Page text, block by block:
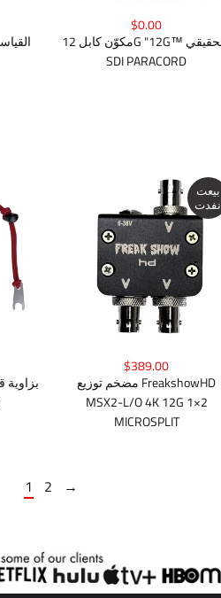
$0.00
مكوّن كابل 12G "12G™ الحقيقي"
SDI PARACORD
$389.00
مضخم توزيع FreakshowHD
MSX2-L/O 4K 12G 1×2
MICROSPLIT
بيعت
نفدت
1 2 →